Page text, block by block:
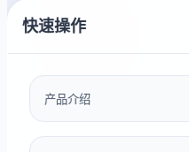
快速操作
产品介绍